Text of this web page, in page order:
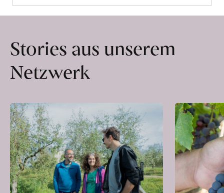
Stories aus unserem
Netzwerk